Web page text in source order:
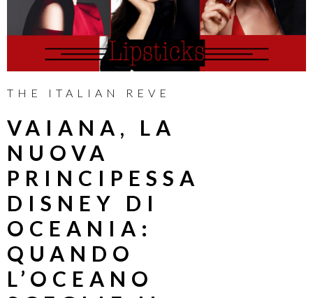
THE ITALIAN REVE
VAIANA, LA
NUOVA
PRINCIPESSA
DISNEY DI
OCEANIA:
QUANDO
L’OCEANO